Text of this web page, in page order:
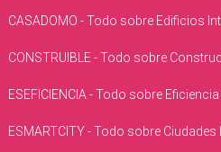
CASADOMO - Todo sobre Edificios
CONSTRUIBLE - Todo sobre
ESEFICIENCIA - Todo sobre
ESMARTCITY - Todo sobre Ciudades